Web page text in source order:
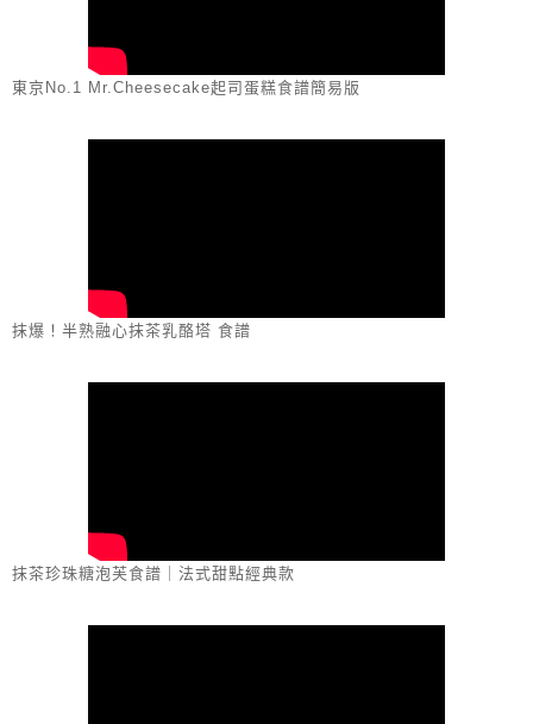
東京No.1 Mr.Cheesecake起司蛋糕食譜簡易版
抹爆！半熟融心抹茶乳酪塔 食譜
抹茶珍珠糖泡芙食譜｜法式甜點經典款